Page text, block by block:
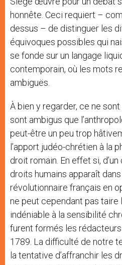
honnête. Ceci requiert –
dessus – de distinguer les
équivoques possibles qui
se fonde sur un langage
contemporain, où les mots
ambiguës.
À bien y regarder, ce ne
sont ambigus que
peut-être un peu trop
l’apport judéo-chrétien à la
droit romain. En effet si,
droits humains apparaît
révolutionnaire français en
ne peut cependant pas taire
indéniable à la sensibilité
furent formés les
1789. La difficulté de notre
la tentative d’affranchir les